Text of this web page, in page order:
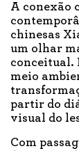
A conexão
chinesas
um olhar
conceitual.
meio
partir do
visual do
Com